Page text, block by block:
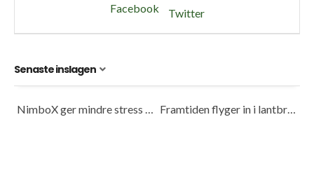
Facebook Twitter
Senaste inslagen